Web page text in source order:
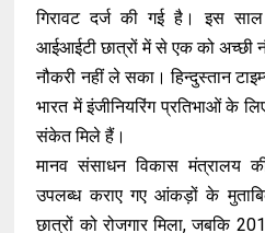
गिरावट दर्ज की गई है। इस
आईआईटी छात्रों में से एक को अच्छी
नौकरी नहीं ले सका। हिन्दुस्तान
भारत में इंजीनियरिंग प्रतिभाओं के
संकेत मिले हैं।
मानव संसाधन विकास
उपलब्ध कराए गए आंकड़ों के
छात्रों को रोजगार मिला, जबकि